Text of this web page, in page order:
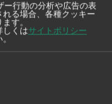
タイ・バンコクの保
【2026年版】
ー行動の分析や広告の表
る場合、各種クッキー
す。
しくはサイトポリシー